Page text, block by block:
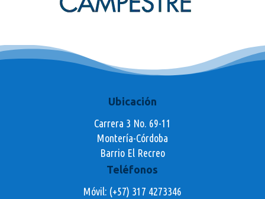
Ubicación
Carrera 3 No. 69-11
Montería-Córdoba
Barrio El Recreo
Teléfonos
Móvil: (+57) 317 4273346